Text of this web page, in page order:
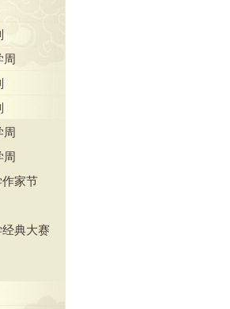
周
周
周
作家节
典大赛